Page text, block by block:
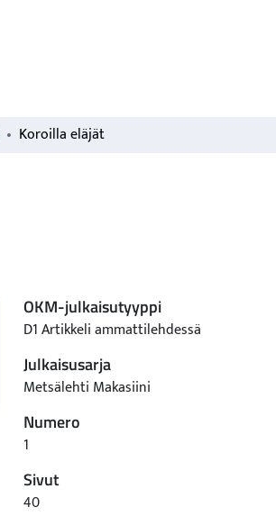
Koroilla eläjät
OKM-julkaisutyyppi
D1 Artikkeli ammattilehdessä
Julkaisusarja
Metsälehti Makasiini
Numero
1
Sivut
40